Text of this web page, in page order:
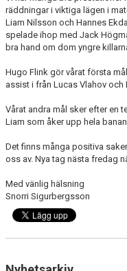
räddningar i viktiga lägen i
Liam Nilsson och Hannes
spelade ihop med Jack
bra hand om dom yngre
Hugo Flink gör vårat första
assist i från Lucas Vlahov
Vårat andra mål sker efter en
Liam som åker upp hela
Det finns många positiva
oss av. Nya tag nästa fredag
Med vänlig hälsning
Snorri Sigurbergsson